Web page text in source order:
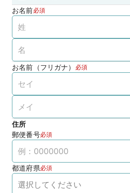
お名前必須
お名前（フリガナ） 必須
住所
郵便番号必須
都道府県必須